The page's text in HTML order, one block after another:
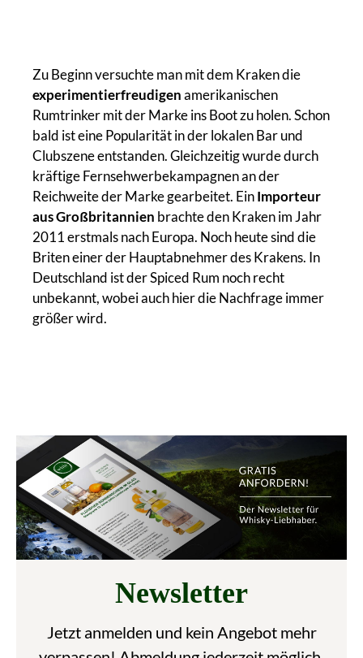
Zu Beginn versuchte man mit dem Kraken die
experimentierfreudigenamerikanischen
Rumtrinker mit der Marke ins Boot zu holen. Schon
bald ist eine Popularität in der lokalen Bar und
Clubszene entstanden. Gleichzeitig wurde durch
kräftige Fernsehwerbekampagnen an der
Reichweite der Marke gearbeitet. EinImporteur
aus Großbritannien brachte den Kraken im Jahr
2011 erstmals nach Europa. Noch heute sind die
Briten einer der Hauptabnehmer des Krakens. In
Deutschland ist der Spiced Rum noch recht
unbekannt, wobei auch hier die Nachfrage immer
größer wird.
Newsletter
Jetzt anmelden und kein Angebot mehr